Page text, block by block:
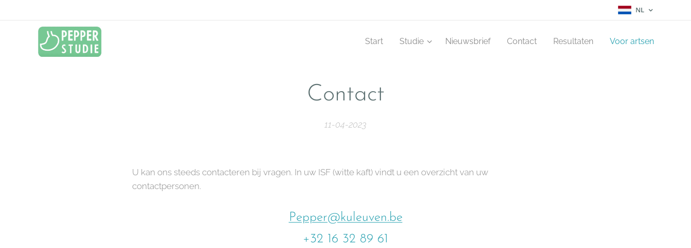
NL
Start Studie Nieuwsbrief Contact Resultaten Voor artsen
Contact
11-04-2023
U kan ons steeds contacteren bij vragen. In uw ISF (witte kaft) vindt u een overzicht van uw
contactpersonen.
Pepper@kuleuven.be
+32 16 32 89 61